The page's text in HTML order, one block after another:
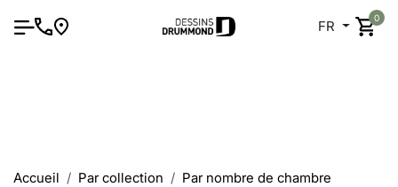
FR
0
Accueil Par collection
Par nombre de chambre